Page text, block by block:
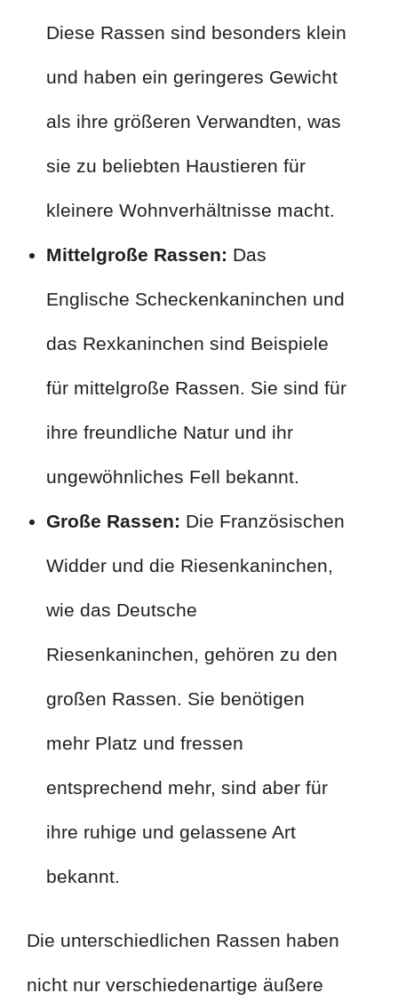
Diese Rassen sind besonders klein
und haben ein geringeres Gewicht
als ihre größeren Verwandten, was
sie zu beliebten Haustieren für
kleinere Wohnverhältnisse macht.
Mittelgroße Rassen: Das
Englische Scheckenkaninchen und
das Rexkaninchen sind Beispiele
für mittelgroße Rassen. Sie sind für
ihre freundliche Natur und ihr
ungewöhnliches Fell bekannt.
Große Rassen: Die Französischen
Widder und die Riesenkaninchen,
wie das Deutsche
Riesenkaninchen, gehören zu den
großen Rassen. Sie benötigen
mehr Platz und fressen
entsprechend mehr, sind aber für
ihre ruhige und gelassene Art
bekannt.
Die unterschiedlichen Rassen haben
nicht nur verschiedenartige äußere